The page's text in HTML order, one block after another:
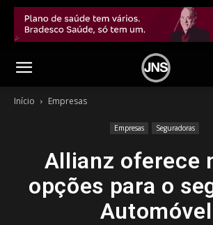
Início Empresas
Empresas Seguradoras
Allianz oferece
opções para o
Automóvel